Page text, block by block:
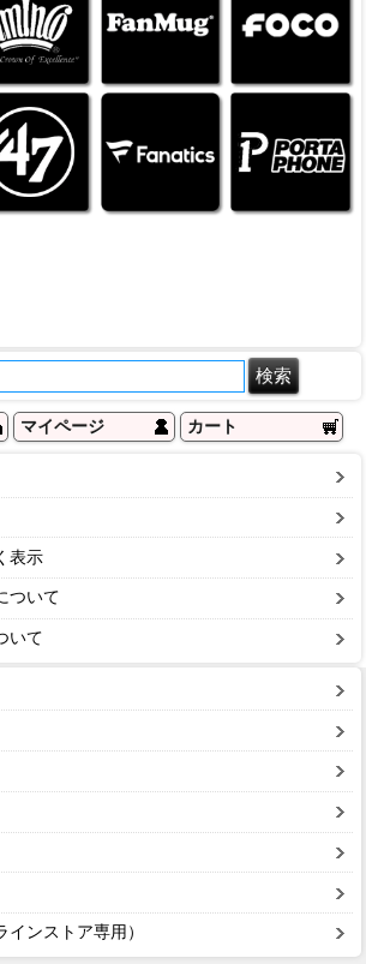
マイページ カート
表示
ついて
いて
ンストア専用）